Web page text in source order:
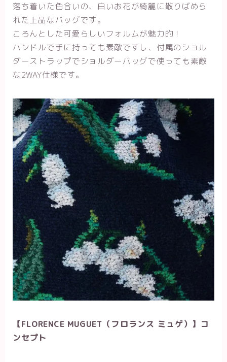
落ち着いた色合いの、白いお花が綺麗に散りばめら
れた上品なバッグです。
ころんとした可愛らしいフォルムが魅力的！
ハンドルで手に持っても素敵ですし、付属のショル
ダーストラップでショルダーバッグで使っても素敵
な2WAY仕様です。
【FLORENCE MUGUET（フロランス ミュゲ） 】コ
ンセプト